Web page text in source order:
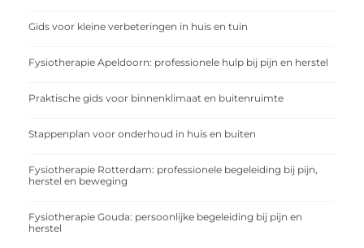
Gids voor kleine verbeteringen in huis en tuin
Fysiotherapie Apeldoorn: professionele hulp bij pijn en herstel
Praktische gids voor binnenklimaat en buitenruimte
Stappenplan voor onderhoud in huis en buiten
Fysiotherapie Rotterdam: professionele begeleiding bij pijn,
herstel en beweging
Fysiotherapie Gouda: persoonlijke begeleiding bij pijn en
herstel